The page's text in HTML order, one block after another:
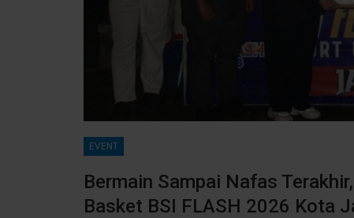
EVENT
Bermain Sampai Nafas
Basket BSI FLASH 2026 Kota